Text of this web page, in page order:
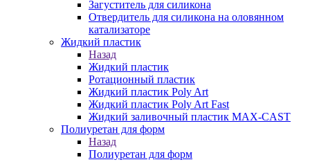
Загуститель для силикона
Отвердитель для силикона на оловянном
катализаторе
Жидкий пластик
Назад
Жидкий пластик
Ротационный пластик
Жидкий пластик Poly Art
Жидкий пластик Poly Art Fast
Жидкий заливочный пластик MAX-CAST
Полиуретан для форм
Назад
Полиуретан для форм